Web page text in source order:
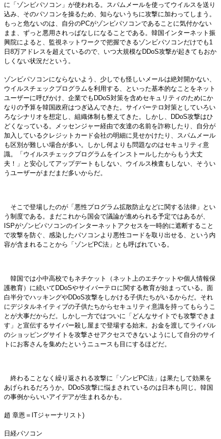
に「ゾンビパソコン」が使われる。スパムメールを使ってウイルスを送り
込み、そのパソコンを操るため、知らないうちに攻撃に加わってしまう。
もっと危ないのは、自分のPCがゾンビパソコンであることに気付かない
まま、ずっと悪用されっぱなしになることである。韓国インターネット振
興院によると、監視ネットワークで把握できるゾンビパソコンだけでも1
日8万アドレスを超えているので、いつ大規模なDDoS攻撃が起きてもおか
しくない状況だという。
ゾンビパソコンにならないよう、少しでも怪しいメールは絶対開かない、
ウイルスチェックプログラムを利用する、といった基本的なことをネット
ユーザーに呼びかけ、企業でもDDoS対策を含めセキュリティのためにか
なりの予算を韓国政府はつぎ込んできた。サイバーテロ対策としていろい
ろなシナリオを想定し、組織体制も整えてきた。しかし、DDoS攻撃はひ
どくなっている。メッセンジャー経由で友達の名前を詐称したり、自分が
加入しているクレジットカード会社の明細に見せかけたり、スパムメール
も区別が難しい場合が多い。しかし何よりも問題なのはセキュリティ意
識。「ウイルスチェックプログラムをインストールしたからもう大丈
夫！」と安心してアップデートもしない、ウイルス検査もしない、そうい
うユーザーがまだまだ多いからだ。
そこで登場したのが「悪性プログラム拡散防止などに関する法律」とい
う制度である。まだこれから国会で議論が進められる予定ではあるが、
ISPがゾンビパソコンのインターネットアクセスを一時的に遮断すること
で攻撃を防ぐ、感染したパソコンより悪性コードを取り出せる、という内
容が含まれることから「ゾンビPC法」とも呼ばれている。
韓国では小中高校でもネチケット（ネット上のエチケットや個人情報保
護教育）に続いてDDoSやサイバーテロに関する教育が始まっている。面
白半分でハッキングやDDoS攻撃をしかける子供たちがいるからだ。それ
にデジタルネイティブの子供たちからセキュリティ意識を持ってもらうこ
とが大事だからだ。しかし一方ではついに「どんなサイトでも攻撃できま
す」と宣伝するサイバー殺し屋まで登場する始末。お金を渡してライバル
のショッピングサイトを攻撃させアクセスできないようにして自分のサイ
トにお客さんを集めたというニュースも目にするほどだ。
終わることなく繰り返される攻撃に「ゾンビPC法」は果たして効果を
あげられるだろうか。DDoS攻撃に悩まされているのは日本も同じ。韓国
の事例からいいアイデアが生まれるかも。
趙 章恩＝ITジャーナリスト)
日経パソコン